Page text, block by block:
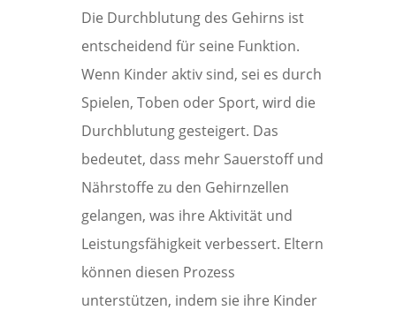
Die Durchblutung des Gehirns ist
entscheidend für seine Funktion.
Wenn Kinder aktiv sind, sei es durch
Spielen, Toben oder Sport, wird die
Durchblutung gesteigert. Das
bedeutet, dass mehr Sauerstoff und
Nährstoffe zu den Gehirnzellen
gelangen, was ihre Aktivität und
Leistungsfähigkeit verbessert. Eltern
können diesen Prozess
unterstützen, indem sie ihre Kinder